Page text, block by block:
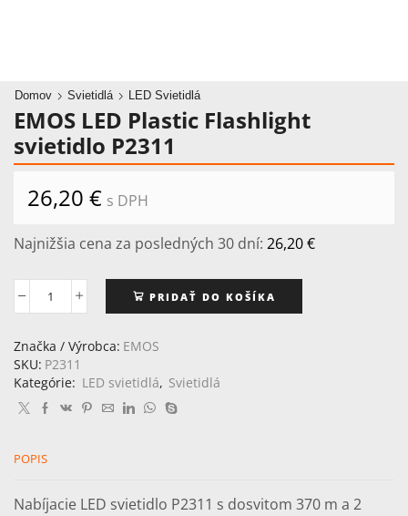
Domov Svietidlá LED Svietidlá
EMOS LED Plastic Flashlight
svietidlo P2311
26,20 € s DPH
Najnižšia cena za posledných 30 dní: 26,20€
množstvo
LED
Plastic
Flashlight
P2311
PRIDAŤ DO KOŠÍKA
Značka / Výrobca: EMOS
SKU: P2311
Kategórie: LED svietidlá, Svietidlá
POPIS
Nabíjacie LED svietidlo P2311 s dosvitom 370 m a 2